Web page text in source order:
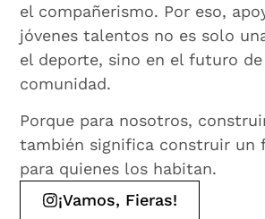
el compañerismo. Por eso,
jóvenes talentos no es solo
el deporte, sino en el futuro
comunidad.
Porque para nosotros,
también significa construir un
para quienes los habitan.
¡Vamos, Fieras!